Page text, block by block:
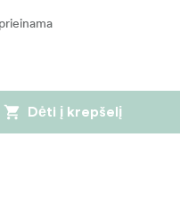
Dėti į krepšelį